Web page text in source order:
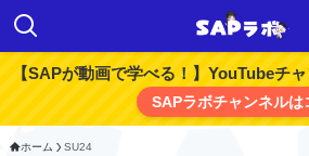
【SAPが動画で学べる！】YouTubeチ
SAPラボチャンネルは
ホーム SU24